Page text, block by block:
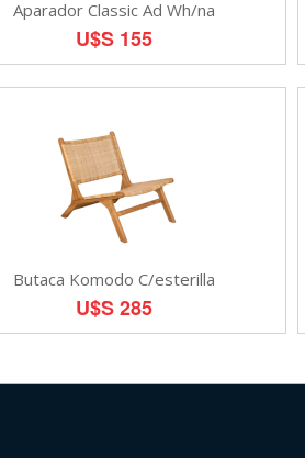
Aparador Classic Ad Wh/na
U$S 155
Butaca Komodo C/esterilla
U$S 285